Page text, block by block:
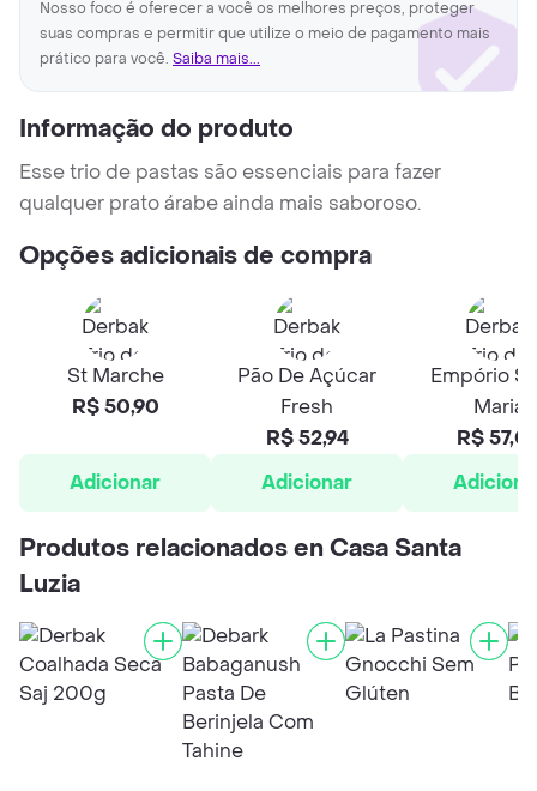
Nosso foco é oferecer a você os melhores preços, proteger
suas compras e permitir que utilize o meio de pagamento mais
prático para você. Saiba mais...
Informação do produto
Esse trio de pastas são essenciais para fazer
qualquer prato árabe ainda mais saboroso.
Opções adicionais de compra
St Marche
R$ 50,90
Adicionar
Pão De Açúcar
Fresh
R$ 52,94
Adicionar
Empório
Maria
R$
Produtos relacionados en Casa Santa
Luzia